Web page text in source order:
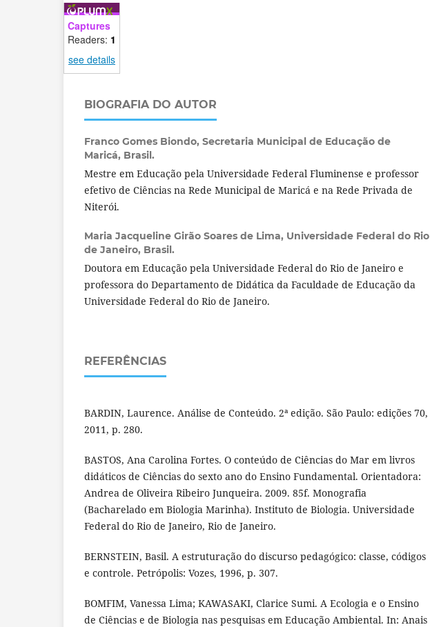
Captures
Readers: 1
see details
BIOGRAFIA DO AUTOR
Franco Gomes Biondo, Secretaria Municipal de Educação de
Maricá, Brasil.
Mestre em Educação pela Universidade Federal Fluminense e professor
efetivo de Ciências na Rede Municipal de Maricá e na Rede Privada de
Niterói.
Maria Jacqueline Girão Soares de Lima, Universidade Federal do Rio
de Janeiro, Brasil.
Doutora em Educação pela Universidade Federal do Rio de Janeiro e
professora do Departamento de Didática da Faculdade de Educação da
Universidade Federal do Rio de Janeiro.
REFERÊNCIAS
BARDIN, Laurence. Análise de Conteúdo. 2ª edição. São Paulo: edições 70,
2011, p. 280.
BASTOS, Ana Carolina Fortes. O conteúdo de Ciências do Mar em livros
didáticos de Ciências do sexto ano do Ensino Fundamental. Orientadora:
Andrea de Oliveira Ribeiro Junqueira. 2009. 85f. Monografia
(Bacharelado em Biologia Marinha). Instituto de Biologia. Universidade
Federal do Rio de Janeiro, Rio de Janeiro.
BERNSTEIN, Basil. A estruturação do discurso pedagógico: classe, códigos
e controle. Petrópolis: Vozes, 1996, p. 307.
BOMFIM, Vanessa Lima; KAWASAKI, Clarice Sumi. A Ecologia e o Ensino
de Ciências e de Biologia nas pesquisas em Educação Ambiental. In: Anais